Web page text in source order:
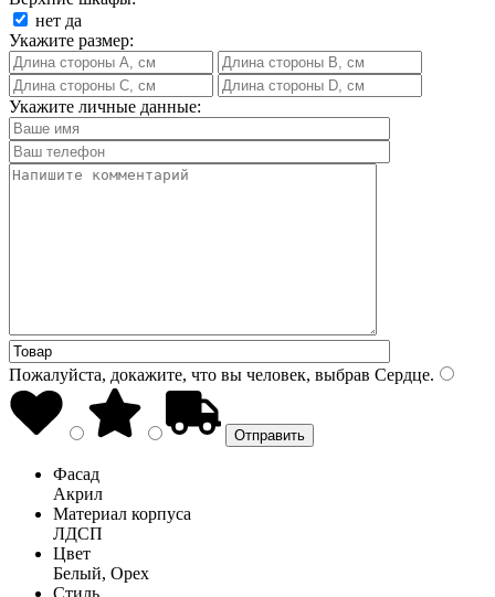
нет да
Укажите размер:
Укажите личные данные:
Пожалуйста, докажите, что вы человек, выбрав Сердце.
Фасад
Акрил
Материал корпуса
ЛДСП
Цвет
Белый, Орех
Стиль